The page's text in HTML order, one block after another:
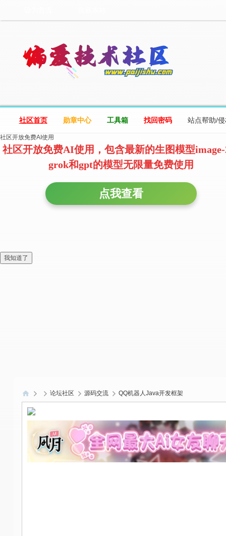
社区首页 勋章中心 工具箱 找回密码 站点帮助/
社区开放免费AI使用
社区开放免费AI使用，包含最新的生图模型
grok和gpt的模型无限量免费使用
点我查看
我知道了
偏
爱
论坛社区 源码交流 QQ机器人Java开发框架